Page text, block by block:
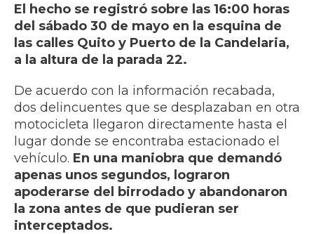
El hecho se registró sobre las 16:00 horas
del sábado 30 de mayo en la esquina de
las calles Quito y Puerto de la Candelaria,
a la altura de la parada 22.
De acuerdo con la información recabada,
dos delincuentes que se desplazaban en otra
motocicleta llegaron directamente hasta el
lugar donde se encontraba estacionado el
vehículo. En una maniobra que demandó
apenas unos segundos, lograron
apoderarse del birrodado y abandonaron
la zona antes de que pudieran ser
interceptados.